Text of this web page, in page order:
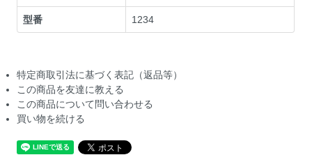
型番 1234
特定商取引法に基づく表記（返品等）
この商品を友達に教える
この商品について問い合わせる
買い物を続ける